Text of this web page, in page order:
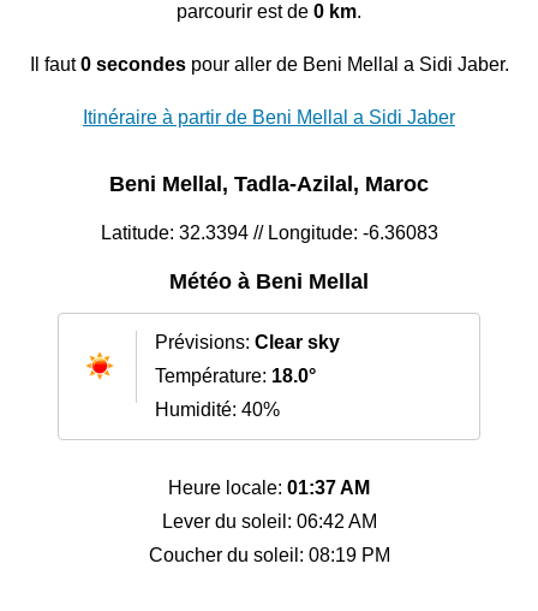
parcourir est de 0 km.
Il faut0 secondespour aller de Beni Mellal a Sidi Jaber.
Itinéraire à partir de Beni Mellal a Sidi Jaber
Beni Mellal, Tadla-Azilal, Maroc
Latitude: 32.3394 // Longitude: -6.36083
Météo à Beni Mellal
Prévisions: Clear sky
Température: 18.0°
Humidité: 40%
Heure locale: 01:37 AM
Lever du soleil: 06:42 AM
Coucher du soleil: 08:19 PM